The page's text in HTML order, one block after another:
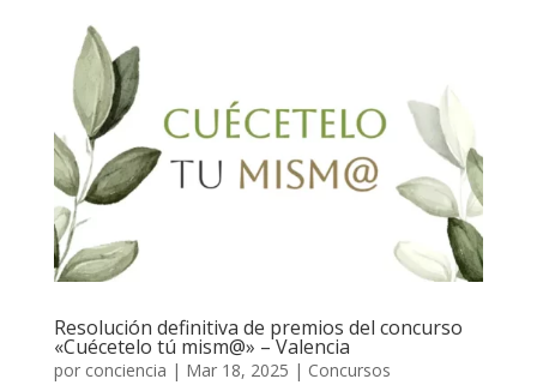
Resolución definitiva de premios del concurso
«Cuécetelo tú mism@» – Valencia
por conciencia | Mar 18, 2025 | Concursos